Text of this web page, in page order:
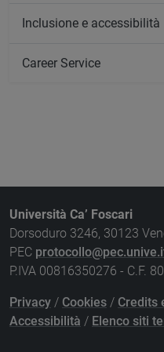
Inclusione e accessibilità
Career Service
Università Ca’ Foscari
Dorsoduro 3246, 30123
PEC
P.IVA 00816350276 - C.F.
Privacy / Cookies / Credits
Accessibilità / Elenco siti